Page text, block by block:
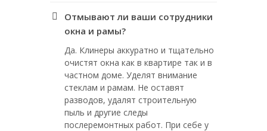
Отмывают ли ваши сотрудники
окна и рамы?
Да. Клинеры аккуратно и тщательно
очистят окна как в квартире так и в
частном доме. Уделят внимание
стеклам и рамам. Не оставят
разводов, удалят строительную
пыль и другие следы
послеремонтных работ. При себе у